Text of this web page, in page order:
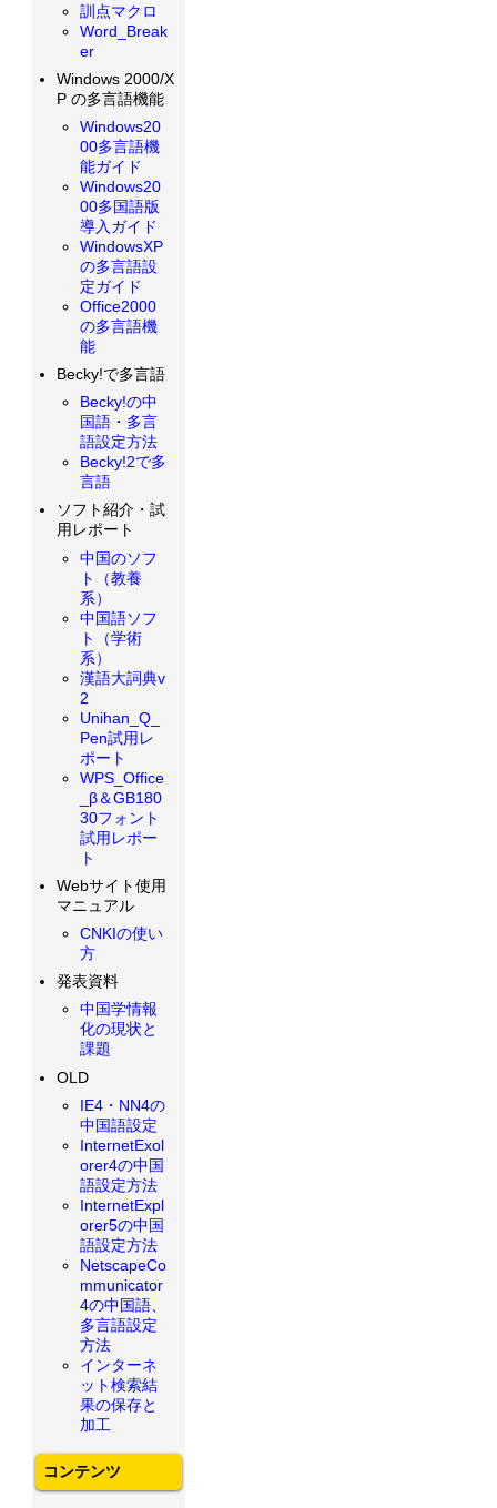
訓点マクロ
Word_Break
er
Windows 2000/X
P の多言語機能
Windows20
00多言語機
能ガイド
Windows20
00多国語版
導入ガイド
WindowsXP
の多言語設
定ガイド
Office2000
の多言語機
能
Becky!で多言語
Becky!の中
国語・多言
語設定方法
Becky!2で多
言語
ソフト紹介・試
用レポート
中国のソフ
ト（教養
系）
中国語ソフ
ト（学術
系）
漢語大詞典v
2
Unihan_Q_
Pen試用レ
ポート
WPS_Office
_β＆GB180
30フォント
試用レポー
ト
Webサイト使用
マニュアル
CNKIの使い
方
発表資料
中国学情報
化の現状と
課題
OLD
IE4・NN4の
中国語設定
InternetExol
orer4の中国
語設定方法
InternetExpl
orer5の中国
語設定方法
NetscapeCo
mmunicator
4の中国語、
多言語設定
方法
インターネ
ット検索結
果の保存と
加工
コンテンツ